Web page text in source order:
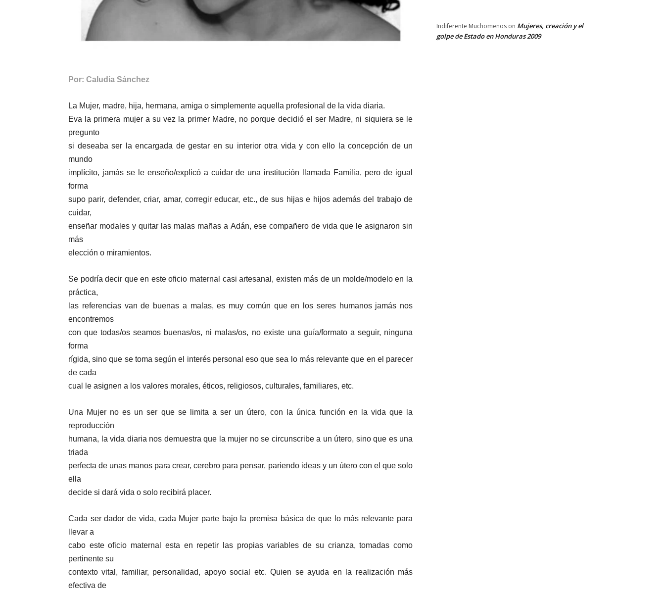
Por: Caludia Sánchez
La Mujer, madre, hija, hermana, amiga o simplemente aquella profesional de la vida diaria.
Eva la primera mujer a su vez la primer Madre, no porque decidió el ser Madre, ni siquiera se le
pregunto
si deseaba ser la encargada de gestar en su interior otra vida y con ello la concepción de un
mundo
implícito, jamás se le enseño/explicó a cuidar de una institución llamada Familia, pero de igual
forma
supo parir, defender, criar, amar, corregir educar, etc., de sus hijas e hijos además del trabajo de
cuidar,
enseñar modales y quitar las malas mañas a Adán, ese compañero de vida que le asignaron sin
más
elección o miramientos.
Se podría decir que en este oficio maternal casi artesanal, existen más de un molde/modelo en la
práctica,
las referencias van de buenas a malas, es muy común que en los seres humanos jamás nos
encontremos
con que todas/os seamos buenas/os, ni malas/os, no existe una guía/formato a seguir, ninguna
forma
rígida, sino que se toma según el interés personal eso que sea lo más relevante que en el parecer
de cada
cual le asignen a los valores morales, éticos, religiosos, culturales, familiares, etc.
Una Mujer no es un ser que se limita a ser un útero, con la única función en la vida que la
reproducción
humana, la vida diaria nos demuestra que la mujer no se circunscribe a un útero, sino que es una
triada
perfecta de unas manos para crear, cerebro para pensar, pariendo ideas y un útero con el que solo
ella
decide si dará vida o solo recibirá placer.
Cada ser dador de vida, cada Mujer parte bajo la premisa básica de que lo más relevante para
llevar a
cabo este oficio maternal esta en repetir las propias variables de su crianza, tomadas como
pertinente su
contexto vital, familiar, personalidad, apoyo social etc. Quien se ayuda en la realización más
efectiva de
Indiferente Muchomenos on Mujeres, creación y el
golpe de Estado en Honduras 2009